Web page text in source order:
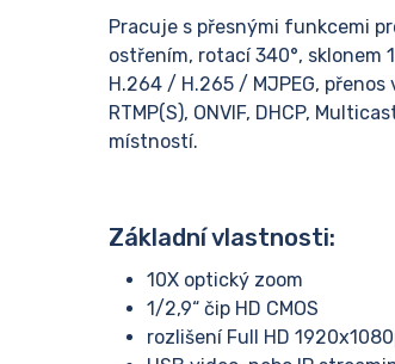
Pracuje s přesnými funkcemi
ostřením, rotací 340°, sklonem
H.264 / H.265 / MJPEG, přenos
RTMP(S), ONVIF, DHCP,
místností.
Základní vlastnosti:
10X optický zoom
1/2,9“ čip HD CMOS
rozlišení Full HD